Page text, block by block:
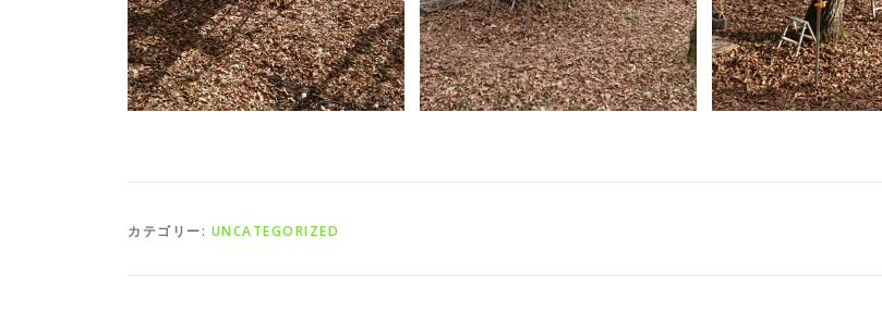
カテゴリー: UNCATEGORIZED